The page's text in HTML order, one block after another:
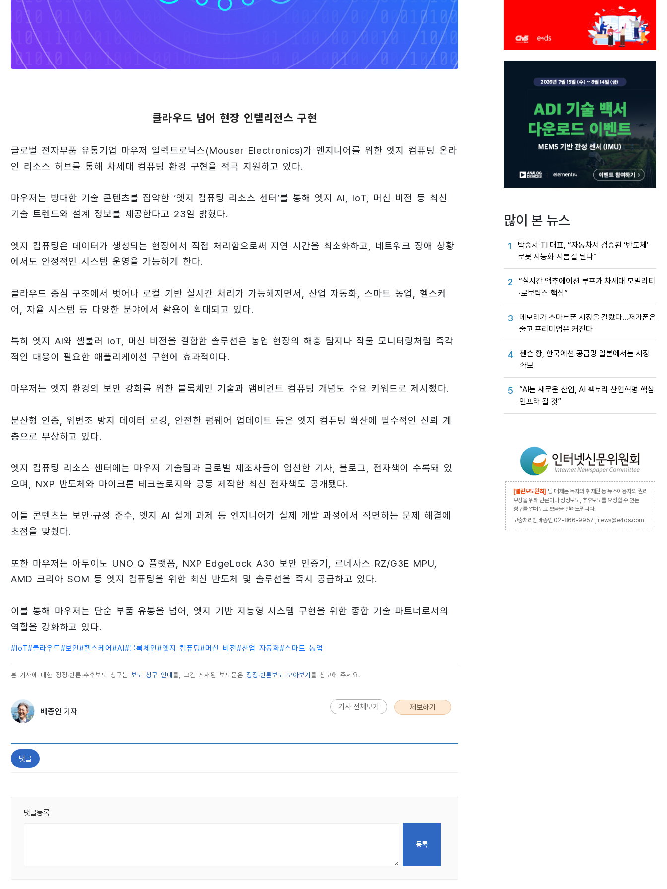
클라우드 넘어 현장 인텔리전스 구현
글로벌 전자부품 유통기업 마우저 일렉트로닉스(Mouser Electronics)가 엔지니어를 위한 엣지 컴퓨팅 온라
인 리소스 허브를 통해 차세대 컴퓨팅 환경 구현을 적극 지원하고 있다.
마우저는 방대한 기술 콘텐츠를 집약한 ‘엣지 컴퓨팅 리소스 센터’를 통해 엣지 AI, IoT, 머신 비전 등 최신
기술 트렌드와 설계 정보를 제공한다고 23일 밝혔다.
엣지 컴퓨팅은 데이터가 생성되는 현장에서 직접 처리함으로써 지연 시간을 최소화하고, 네트워크 장애 상황
에서도 안정적인 시스템 운영을 가능하게 한다.
클라우드 중심 구조에서 벗어나 로컬 기반 실시간 처리가 가능해지면서, 산업 자동화, 스마트 농업, 헬스케
어, 자율 시스템 등 다양한 분야에서 활용이 확대되고 있다.
특히 엣지 AI와 셀룰러 IoT, 머신 비전을 결합한 솔루션은 농업 현장의 해충 탐지나 작물 모니터링처럼 즉각
적인 대응이 필요한 애플리케이션 구현에 효과적이다.
마우저는 엣지 환경의 보안 강화를 위한 블록체인 기술과 앰비언트 컴퓨팅 개념도 주요 키워드로 제시했다.
분산형 인증, 위변조 방지 데이터 로깅, 안전한 펌웨어 업데이트 등은 엣지 컴퓨팅 확산에 필수적인 신뢰 계
층으로 부상하고 있다.
엣지 컴퓨팅 리소스 센터에는 마우저 기술팀과 글로벌 제조사들이 엄선한 기사, 블로그, 전자책이 수록돼 있
으며, NXP 반도체와 마이크론 테크놀로지와 공동 제작한 최신 전자책도 공개됐다.
이들 콘텐츠는 보안·규정 준수, 엣지 AI 설계 과제 등 엔지니어가 실제 개발 과정에서 직면하는 문제 해결에
초점을 맞췄다.
또한 마우저는 아두이노 UNO Q 플랫폼, NXP EdgeLock A30 보안 인증기, 르네사스 RZ/G3E MPU,
AMD 크리아 SOM 등 엣지 컴퓨팅을 위한 최신 반도체 및 솔루션을 즉시 공급하고 있다.
이를 통해 마우저는 단순 부품 유통을 넘어, 엣지 기반 지능형 시스템 구현을 위한 종합 기술 파트너로서의
역할을 강화하고 있다.
#IoT#클라우드#보안#헬스케어 #AI#블록체인#엣지 컴퓨팅#머신 비전#산업 자동화#스마트 농업
본 기사에 대한 정정·반론·추후보도 청구는 보도 청구 안내 를, 그간 게재된 보도문은 정정·반론보도 모아보기 를 참고해 주세요.
배종인 기자 기사 전체보기 제보하기
댓글
댓글등록
많이 본 뉴스
1
박중서 TI 대표, “자동차서 검증된 ‘반도체’
로봇 지능화 지름길 된다”
2
“실시간 액추에이션 루프가 차세대 모빌리티
·로보틱스 핵심”
3
메모리가 스마트폰 시장을 갈랐다…저가폰은
줄고 프리미엄은 커진다
4
젠슨 황, 한국에선 공급망 일본에서는 시장
확보
5
“AI는 새로운 산업, AI 팩토리 산업혁명 핵심
인프라 될 것”
[열린보도원칙] 당 매체는 독자와 취재원 등 뉴스이용자의 권리
보장을 위해 반론이나 정정보도, 추후보도를 요청할 수 있는
창구를 열어두고 있음을 알려드립니다.
고충처리인 배종인 02-866-9957 , news@e4ds.com